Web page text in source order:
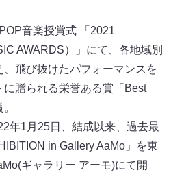
⾳楽授賞式 「2021
AWARDS）」にて、各地域別
⾶び抜けたパフォーマンスを
に贈られる栄誉ある賞「Best
年1⽉25⽇、結成以来、過去最
in Gallery AaMo」を東
ギャラリー アーモ)にて開